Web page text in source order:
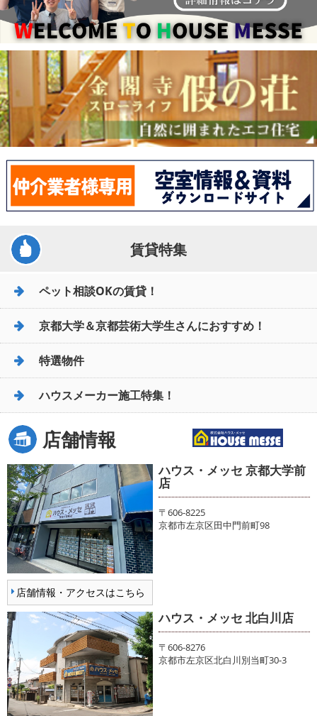
賃貸特集
ペット相談OKの賃貸！
京都大学＆京都芸術大学生さんにおすすめ！
特選物件
ハウスメーカー施工特集！
店舗情報
店舗情報・アクセスはこちら
ハウス・メッセ 京都大学前
店
〒606-8225
京都市左京区田中門前町98
ハウス・メッセ 北白川店
〒606-8276
京都市左京区北白川別当町30-3